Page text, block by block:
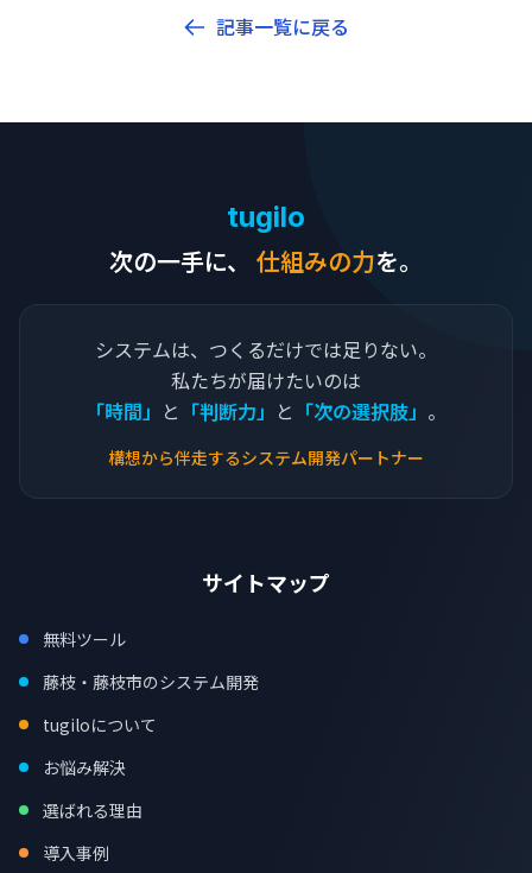
記事一覧に戻る
tugilo
次の一手に、
仕組みの力を。
システムは、つくるだけでは足りない。
私たちが届けたいのは
「時間」 と 「判断力」 と 「次の選択肢」 。
構想から伴走するシステム開発パートナー
サイトマップ
無料ツール
藤枝・藤枝市のシステム開発
tugiloについて
お悩み解決
選ばれる理由
導入事例